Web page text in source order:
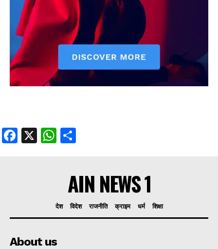
Facebook
X WhatsApp
AIN NEWS 1
देश विदेश राजनीति क्राइम धर्म शिक्षा
About us